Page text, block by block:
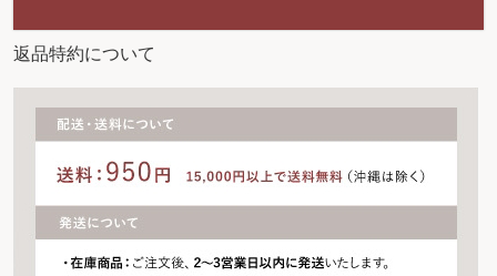
返品特約について